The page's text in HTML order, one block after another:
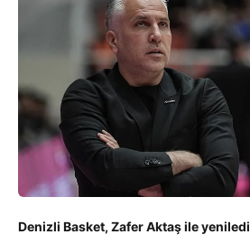
Denizli Basket, Zafer Aktaş ile yeniledi